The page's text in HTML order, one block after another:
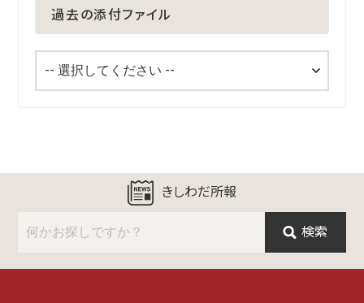
過去の添付ファイル
きしわだ所報
検索